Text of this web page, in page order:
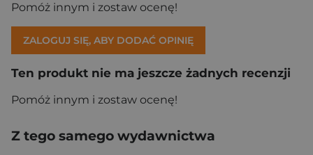
Pomóż innym i zostaw ocenę!
ZALOGUJ SIĘ, ABY DODAĆ OPINIĘ
Ten produkt nie ma jeszcze żadnych recenzji
Pomóż innym i zostaw ocenę!
Z tego samego wydawnictwa